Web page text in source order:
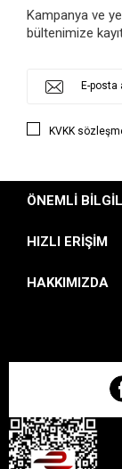
Kampanya ve
bültenimize
KVKK
ÖNEMLI
HIZLI ERIŞIM
HAKKIMIZDA